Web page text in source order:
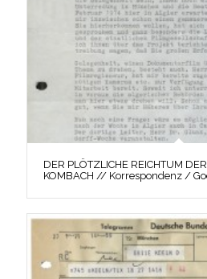
DER PLÖTZLICHE REICHTUM
KOMBACH // Korrespondenz /